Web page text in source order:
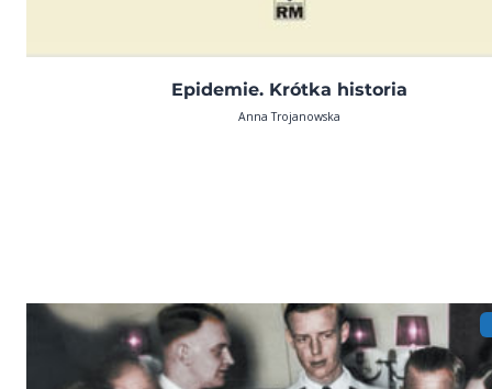
Epidemie. Krótka historia
Anna Trojanowska